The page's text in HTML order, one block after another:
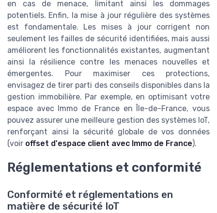
en cas de menace, limitant ainsi les dommages
potentiels. Enfin, la mise à jour régulière des systèmes
est fondamentale. Les mises à jour corrigent non
seulement les failles de sécurité identifiées, mais aussi
améliorent les fonctionnalités existantes, augmentant
ainsi la résilience contre les menaces nouvelles et
émergentes. Pour maximiser ces protections,
envisagez de tirer parti des conseils disponibles dans la
gestion immobilière. Par exemple, en optimisant votre
espace avec Immo de France en Île-de-France, vous
pouvez assurer une meilleure gestion des systèmes IoT,
renforçant ainsi la sécurité globale de vos données
(voir offset d'espace client avec Immo de France).
Réglementations et conformité
Conformité et réglementations en
matière de sécurité IoT